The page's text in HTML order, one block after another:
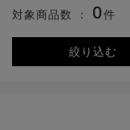
絞り込む
対象商品数 ： 0件